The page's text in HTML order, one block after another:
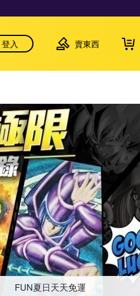
登入 賣東西
FUN夏日天天免運